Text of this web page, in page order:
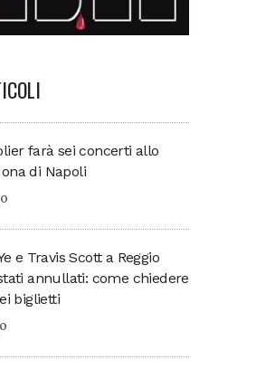
farà sei concerti allo
di Napoli
e Travis Scott a Reggio
annullati: come chiedere
biglietti